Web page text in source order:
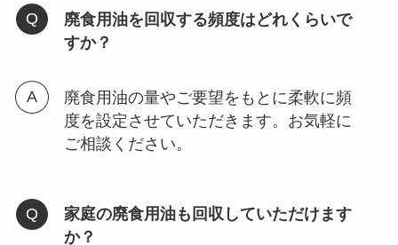
廃食用油を回収する頻度はどれくらいで
すか？
廃食用油の量やご要望をもとに柔軟に頻
度を設定させていただきます。お気軽に
ご相談ください。
家庭の廃食用油も回収していただけます
か？